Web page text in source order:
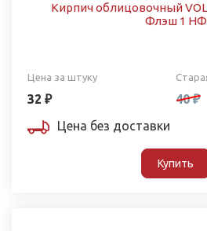
Кирпич облицовочный
Флэш 1 НФ
Цена за штуку
32 ₽
40 ₽
Цена без доставки
Купить